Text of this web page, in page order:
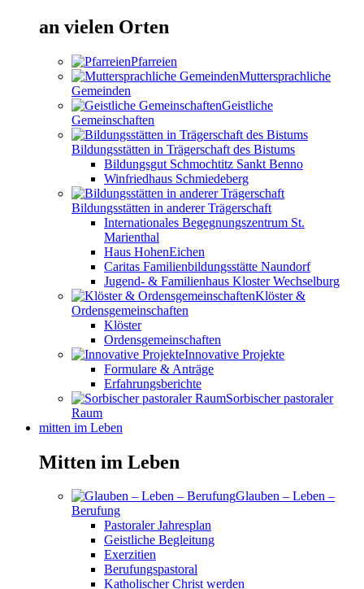
an vielen Orten
Pfarreien
Muttersprachliche
Gemeinden
Geistliche
Gemeinschaften
Bildungsstätten in Trägerschaft des Bistums
Bildungsgut Schmochtitz Sankt Benno
Winfriedhaus Schmiedeberg
Bildungsstätten in anderer Trägerschaft
Internationales Begegnungszentrum St.
Marienthal
Haus HohenEichen
Caritas Familienbildungsstätte Naundorf
Jugend- & Familienhaus Kloster Wechselburg
Klöster &
Ordensgemeinschaften
Klöster
Ordensgemeinschaften
Innovative Projekte
Formulare & Anträge
Erfahrungsberichte
Sorbischer pastoraler
Raum
mitten im Leben
Mitten im Leben
Glauben – Leben –
Berufung
Pastoraler Jahresplan
Geistliche Begleitung
Exerzitien
Berufungspastoral
Katholischer Christ werden